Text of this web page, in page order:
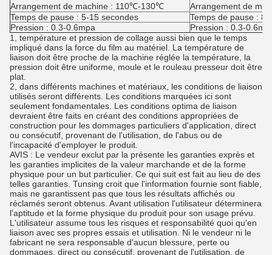
Arrangement de machine : 110℃-130℃
Arrangement de
Temps de pause : 5-15 secondes Temps de pause : 8-
Pression : 0.3-0.6mpa Pression : 0.3-
1, température et pression de collage aussi bien que le temps
impliqué dans la force du film au matériel. La température de
liaison doit être proche de la machine réglée la température, la
pression doit être uniforme, moule et le rouleau presseur doit être
plat.
2, dans différents machines et matériaux, les conditions de liaison
utilisés seront différents. Les conditions marquées ici sont
seulement fondamentales. Les conditions optima de liaison
devraient être faits en créant des conditions appropriées de
construction pour les dommages particuliers d'application, direct
ou consécutif, provenant de l'utilisation, de l'abus ou de
l'incapacité d'employer le produit.
AVIS : Le vendeur exclut par la présente les garanties exprès et
les garanties implicites de la valeur marchande et de la forme
physique pour un but particulier. Ce qui suit est fait au lieu de des
telles garanties. Tunsing croit que l'information fournie sont fiable,
mais ne garantissent pas que tous les résultats affichés ou
réclamés seront obtenus. Avant utilisation l'utilisateur déterminera
l'aptitude et la forme physique du produit pour son usage prévu.
L'utilisateur assume tous les risques et responsabilité quoi qu'en
liaison avec ses propres essais et utilisation. Ni le vendeur ni le
fabricant ne sera responsable d'aucun blessure, perte ou
dommages, direct ou consécutif, provenant de l'utilisation, de